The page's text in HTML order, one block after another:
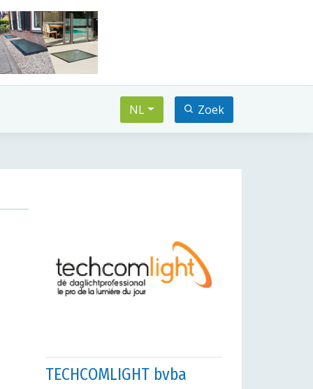
NL Zoek
TECHCOMLIGHT bvba